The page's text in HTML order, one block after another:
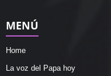
MENÚ
Home
La voz del Papa hoy